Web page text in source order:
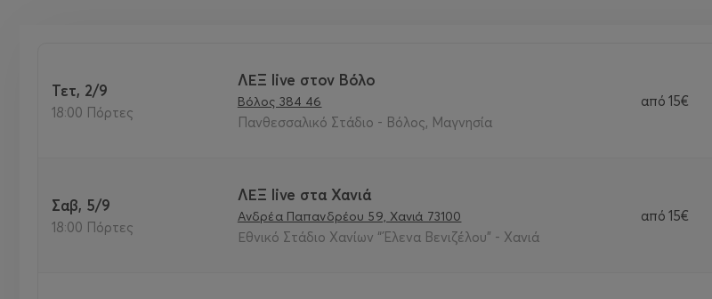
Τετ, 2/9
18:00 Πόρτες
ΛΕΞ live στον Βόλο
Βόλος 384 46
Πανθεσσαλικό Στάδιο - Βόλος, Μαγνησία
από 15€
Σαβ, 5/9
18:00 Πόρτες
ΛΕΞ live στα Χανιά
Ανδρέα Παπανδρέου 59, Χανιά 73100
Εθνικό Στάδιο Χανίων “Έλενα Βενιζέλου” - Χανιά
από 15€